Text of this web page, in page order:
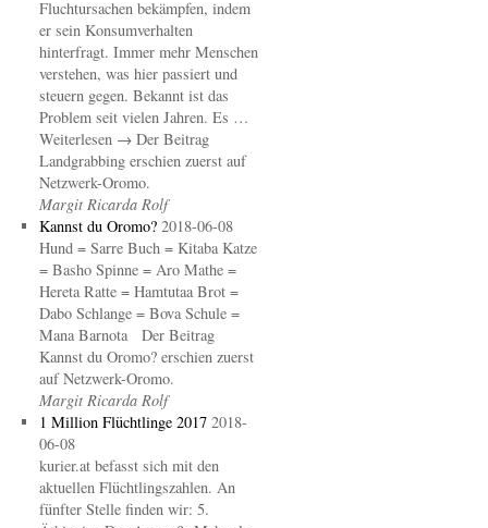
Fluchtursachen bekämpfen, indem
er sein Konsumverhalten
hinterfragt. Immer mehr Menschen
verstehen, was hier passiert und
steuern gegen. Bekannt ist das
Problem seit vielen Jahren. Es …
Weiterlesen → Der Beitrag
Landgrabbing erschien zuerst auf
Netzwerk-Oromo.
Margit Ricarda Rolf
Kannst du Oromo? 2018-06-08
Hund = Sarre Buch = Kitaba Katze
= Basho Spinne = Aro Mathe =
Hereta Ratte = Hamtutaa Brot =
Dabo Schlange = Bova Schule =
Mana Barnota Der Beitrag
Kannst du Oromo? erschien zuerst
auf Netzwerk-Oromo.
Margit Ricarda Rolf
1 Million Flüchtlinge 2017 2018-
06-08
kurier.at befasst sich mit den
aktuellen Flüchtlingszahlen. An
fünfter Stelle finden wir: 5.